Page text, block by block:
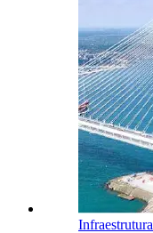
Infraestrutura